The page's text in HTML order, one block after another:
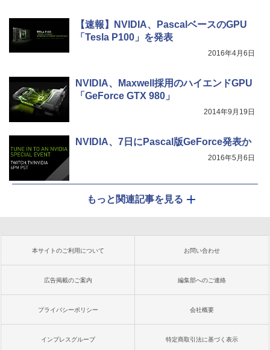
【速報】NVIDIA、PascalベースのGPU
「Tesla P100」を発表
2016年4月6日
NVIDIA、Maxwell採用のハイエンドGPU
「GeForce GTX 980」
2014年9月19日
NVIDIA、7日にPascal版GeForce発表か
2016年5月6日
もっと関連記事を見る
本サイトのご利用について お問い合わせ
広告掲載のご案内 編集部へのご連絡
プライバシーポリシー 会社概要
インプレスグループ 特定商取引法に基づく表示